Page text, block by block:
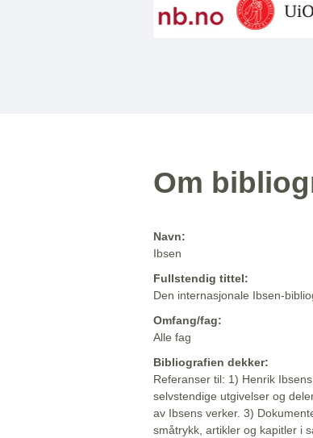
Om
Navn:
Ibsen
Fullstendig tittel:
Den internasjonale Ibsen-
Omfang/fag:
Alle fag
Bibliografien dekker:
Referanser til: 1) Henrik
selvstendige utgivelser og
av Ibsens verker. 3)
småtrykk, artikler og kapitler i